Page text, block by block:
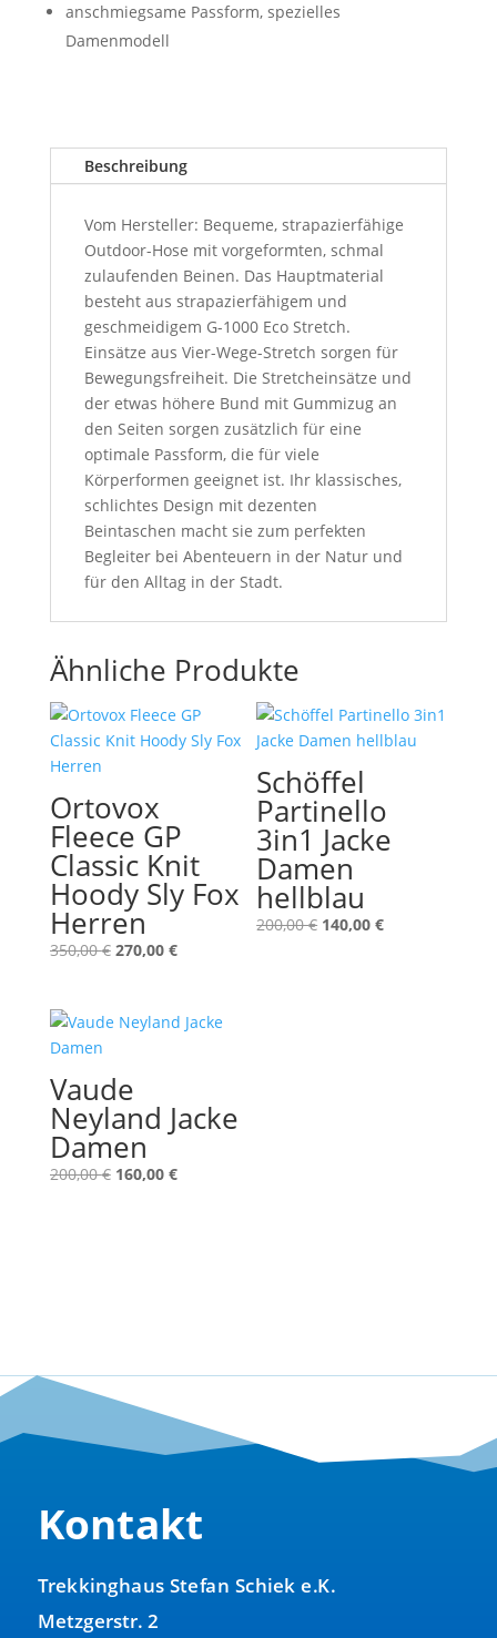
anschmiegsame Passform, spezielles
Damenmodell
Beschreibung
Vom Hersteller: Bequeme, strapazierfähige
Outdoor-Hose mit vorgeformten, schmal
zulaufenden Beinen. Das Hauptmaterial
besteht aus strapazierfähigem und
geschmeidigem G-1000 Eco Stretch.
Einsätze aus Vier-Wege-Stretch sorgen für
Bewegungsfreiheit. Die Stretcheinsätze und
der etwas höhere Bund mit Gummizug an
den Seiten sorgen zusätzlich für eine
optimale Passform, die für viele
Körperformen geeignet ist. Ihr klassisches,
schlichtes Design mit dezenten
Beintaschen macht sie zum perfekten
Begleiter bei Abenteuern in der Natur und
für den Alltag in der Stadt.
Ähnliche Produkte
Ortovox
Fleece GP
Classic Knit
Hoody Sly Fox
Herren
350,00€ Ursprünglicher
350,00 €
270,00 €Aktueller
270,00 €.
Schöffel
Partinello
3in1 Jacke
Damen
hellblau
200,00€ Ursprünglicher
140,00€Aktueller
Vaude
Neyland Jacke
Damen
200,00€ Ursprünglicher
160,00 €Aktueller
Kontakt
Trekkinghaus Stefan Schiek e.K.
Metzgerstr. 2